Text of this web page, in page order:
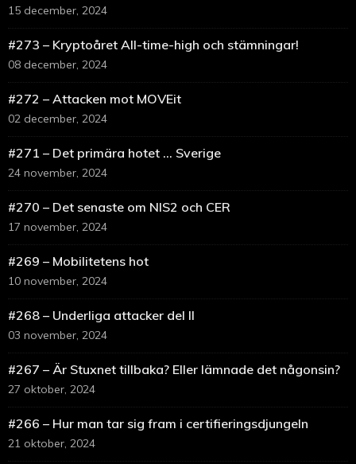
15 december, 2024
#273 – Kryptoåret All-time-high och stämningar!
08 december, 2024
#272 – Attacken mot MOVEit
02 december, 2024
#271 – Det primära hotet … Sverige
24 november, 2024
#270 – Det senaste om NIS2 och CER
17 november, 2024
#269 – Mobilitetens hot
10 november, 2024
#268 – Underliga attacker del II
03 november, 2024
#267 – Är Stuxnet tillbaka? Eller lämnade det någonsin?
27 oktober, 2024
#266 – Hur man tar sig fram i certifieringsdjungeln
21 oktober, 2024